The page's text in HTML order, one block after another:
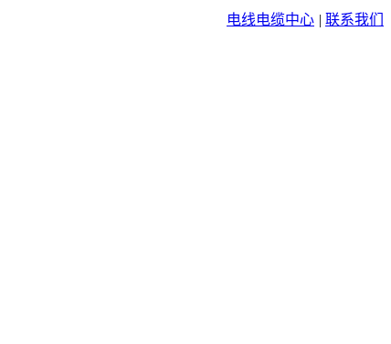
电线电缆中心 | 联系我们